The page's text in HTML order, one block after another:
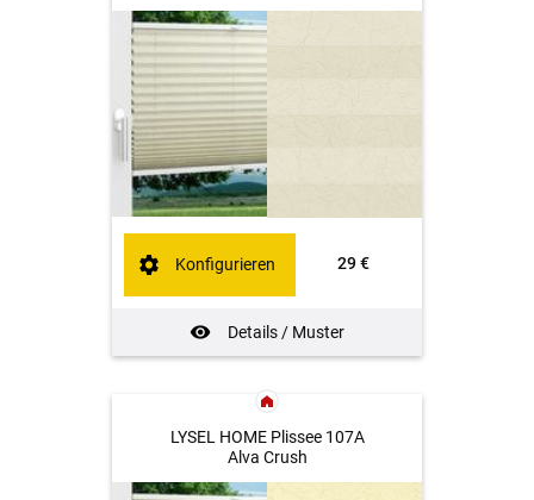
29 €
Details / Muster
Konfigurieren
LYSEL HOME Plissee 107A
Alva Crush